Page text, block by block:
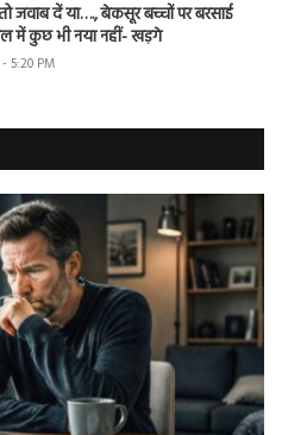
जवाब दें या…., बेकसूर बच्चों पर बरसाई
में कुछ भी नया नहीं- खड़गे
5:20 PM